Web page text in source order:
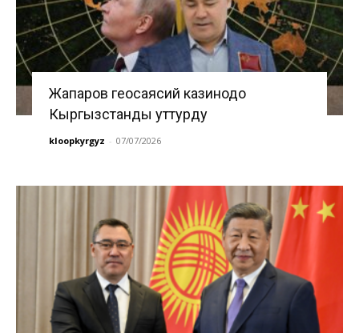
Жапаров геосаясий казинодо
Кыргызстанды уттурду
kloopkyrgyz - 07/07/2026